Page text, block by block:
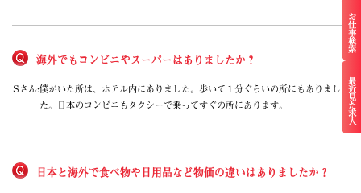
お仕事検索
最近見た求人
海外でもコンビニやスーパーはありましたか？
Sさん:僕がいた所は、ホテル内にありました。歩いて１分ぐらいの所にもありまし
た。日本のコンビニもタクシーで乗ってすぐの所にあります。
日本と海外で食べ物や日用品など物価の違いはありましたか？